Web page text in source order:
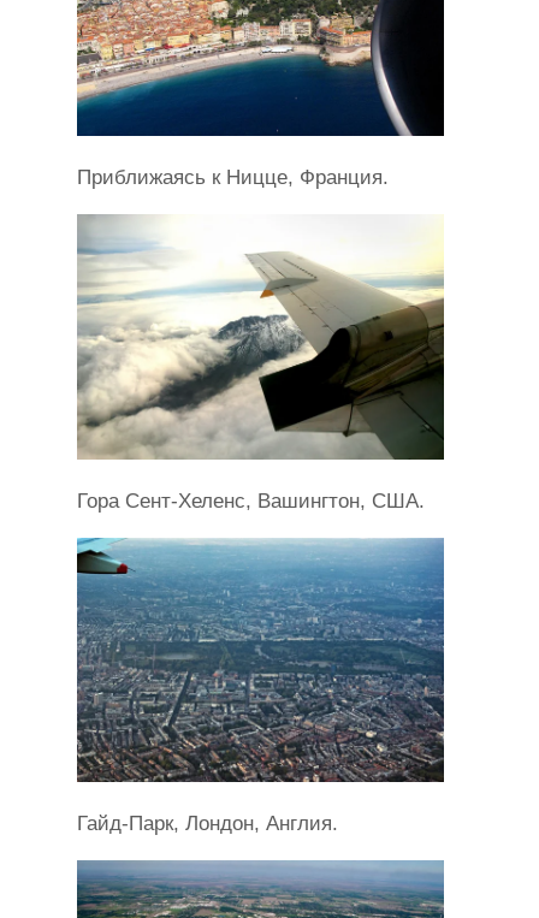
Приближаясь к Ницце, Франция.
Гора Сент-Хеленс, Вашингтон, США.
Гайд-Парк, Лондон, Англия.